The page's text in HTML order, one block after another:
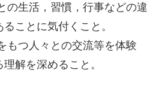
の生活，習慣，行事などの違
ことに気付くこと。
もつ人々との交流等を体験
解を深めること。